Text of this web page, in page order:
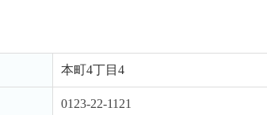
本町4丁目4
0123-22-1121